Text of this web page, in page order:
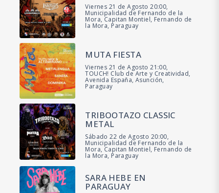
Viernes 21 de Agosto 20:00,
Municipalidad de Fernando de la
Mora, Capitan Montiel, Fernando de
la Mora, Paraguay
MUTA FIESTA
Viernes 21 de Agosto 21:00,
TOUCH! Club de Arte y Creatividad,
Avenida España, Asunción,
Paraguay
TRIBOOTAZO CLASSIC
METAL
Sábado 22 de Agosto 20:00,
Municipalidad de Fernando de la
Mora, Capitan Montiel, Fernando de
la Mora, Paraguay
SARA HEBE EN
PARAGUAY